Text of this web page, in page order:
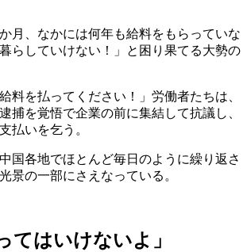
月、なかには何年も給料をもらっていな
らしていけない！」と困り果てる大勢の
料を払ってください！」労働者たちは、
捕を覚悟で企業の前に集結して抗議し、
払いを乞う。
国各地でほとんど毎日のように繰り返さ
景の一部にさえなっている。
てはいけないよ」